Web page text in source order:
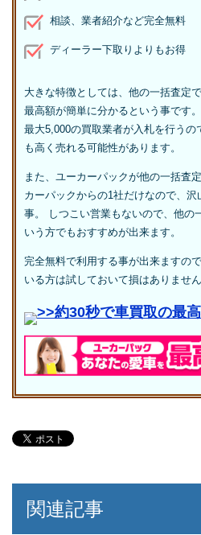
相談、業者紹介など完全無料
ディーラー下取りよりもお得
大きな特徴としては、他の一括査定
最高額が簡単に分かるという事です。
最大5,000の買取業者が入札を行うの
も高く売れる可能性があります。
また、ユーカーパックが他の一括査
カーパックからの1社だけなので、
事。 しつこい営業もないので、他の
いう方でもおすすめが出来ます。
完全無料で利用する事が出来ますの
いる方は試しておいて損はありません
>>約30秒で車買取の最
関連記事